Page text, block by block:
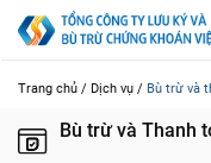
Trang chủ / Dịch vụ / Bù trừ và
Bù trừ và Thanh